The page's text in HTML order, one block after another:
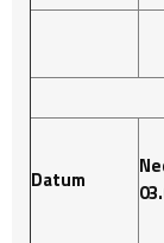
Datum